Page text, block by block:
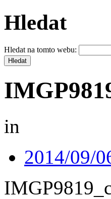
Hledat
Hledat na tomto webu:
in
2014/09/